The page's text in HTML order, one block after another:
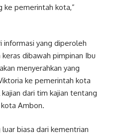
ke pemerintah kota,”
informasi yang diperoleh
dibawah pimpinan Ibu
menyerahkan yang
ke pemerintah kota
dari tim kajian tentang
Ambon.
luar biasa dari kementrian